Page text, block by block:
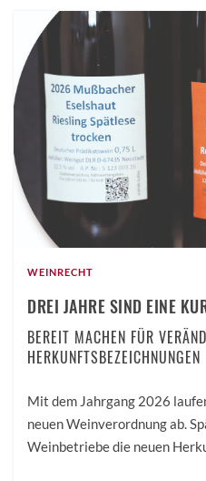
WEINRECHT
DREI JAHRE SIND EINE
BEREIT MACHEN FÜR
HERKUNFTSBEZEICHNUNGEN
Mit dem Jahrgang 2026
neuen Weinverordnung ab.
Weinbetriebe die neuen